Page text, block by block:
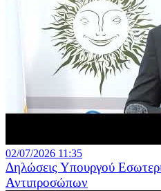
02/07/2026 11:35
Δηλώσεις Υπουργού
Αντιπροσώπων